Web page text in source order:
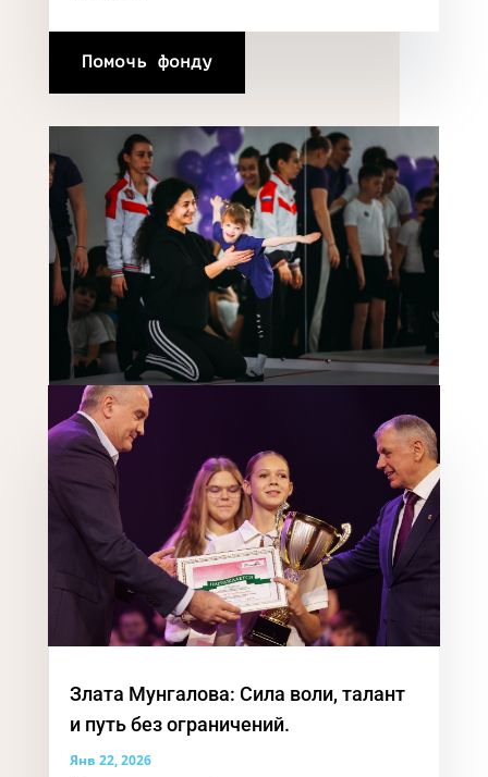
Помочь фонду
Злата Мунгалова: Сила воли, талант
и путь без ограничений.
Янв 22, 2026